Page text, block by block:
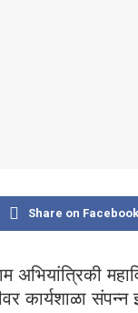
Share on Facebook
अभियांत्रिकी
कार्यशाळा